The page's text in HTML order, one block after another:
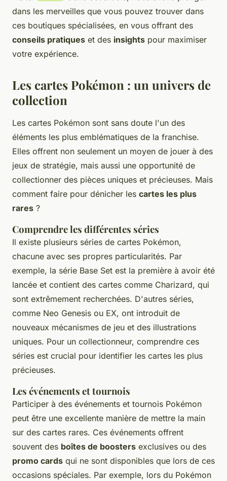
dans les merveilles que vous pouvez trouver dans
ces boutiques spécialisées, en vous offrant des
conseils pratiques et des insights pour maximiser
votre expérience.
Les cartes Pokémon : un univers de
collection
Les cartes Pokémon sont sans doute l'un des
éléments les plus emblématiques de la franchise.
Elles offrent non seulement un moyen de jouer à des
jeux de stratégie, mais aussi une opportunité de
collectionner des pièces uniques et précieuses. Mais
comment faire pour dénicher les cartes les plus
rares ?
Comprendre les différentes séries
Il existe plusieurs séries de cartes Pokémon,
chacune avec ses propres particularités. Par
exemple, la série Base Set est la première à avoir été
lancée et contient des cartes comme Charizard, qui
sont extrêmement recherchées. D'autres séries,
comme Neo Genesis ou EX, ont introduit de
nouveaux mécanismes de jeu et des illustrations
uniques. Pour un collectionneur, comprendre ces
séries est crucial pour identifier les cartes les plus
précieuses.
Les événements et tournois
Participer à des événements et tournois Pokémon
peut être une excellente manière de mettre la main
sur des cartes rares. Ces événements offrent
souvent des boîtes de boosters exclusives ou des
promo cards qui ne sont disponibles que lors de ces
occasions spéciales. Par exemple, lors du Pokémon